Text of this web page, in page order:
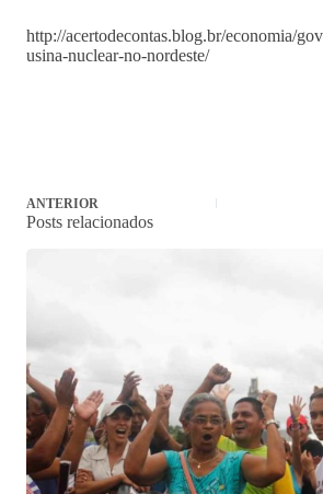
http://acertodecontas.blog.br/economia/
usina-nuclear-no-nordeste/
ANTERIOR
Posts relacionados